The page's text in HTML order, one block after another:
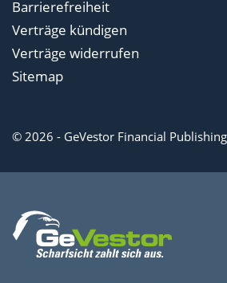
Barrierefreiheit
Verträge kündigen
Verträge widerrufen
Sitemap
© 2026 - GeVestor Financial